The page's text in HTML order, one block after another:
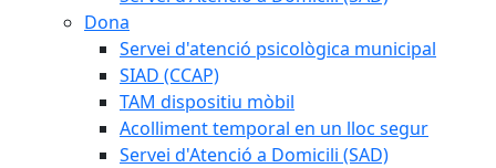
Dona
Servei d'atenció psicològica municipal
SIAD (CCAP)
TAM dispositiu mòbil
Acolliment temporal en un lloc segur
Servei d'Atenció a Domicili (SAD)